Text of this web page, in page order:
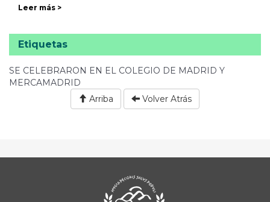
Leer más >
Etiquetas
SE CELEBRARON EN EL COLEGIO DE MADRID Y
MERCAMADRID
Arriba
Volver Atrás